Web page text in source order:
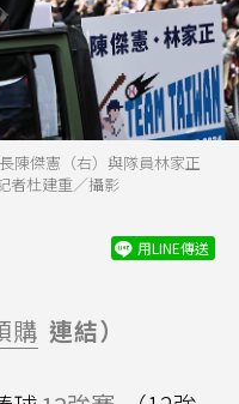
陳傑憲（右）與隊員林家正
者杜建重／攝影
用LINE傳送
購 連結）